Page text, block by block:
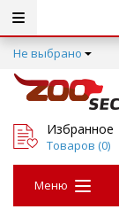
Не выбрано
Избранное
Товаров (0)
Меню